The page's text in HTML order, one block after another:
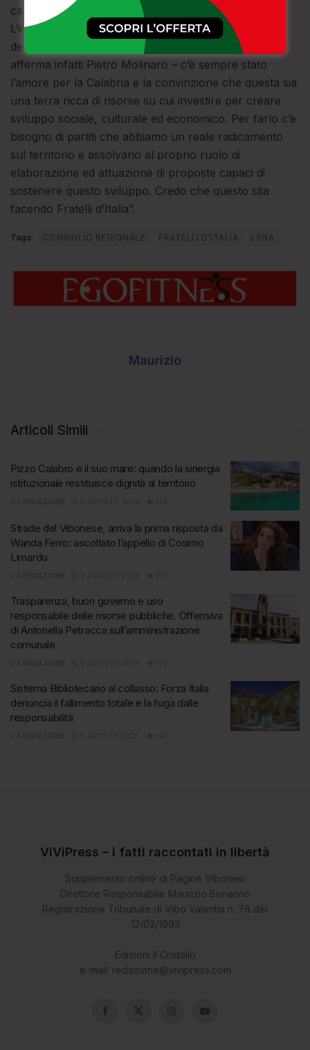
calabresi”.
L’ex leghista poi spiega come sia arrivato a questa
decisione: ““A fondamento del mio impegno politico –
afferma infatti Pietro Molinaro – c’è sempre stato
l’amore per la Calabria e la convinzione che questa sia
una terra ricca di risorse su cui investire per creare
sviluppo sociale, culturale ed economico. Per farlo c’è
bisogno di partiti che abbiamo un reale radicamento
sul territorio e assolvano al proprio ruolo di
elaborazione ed attuazione di proposte capaci di
sostenere questo sviluppo. Credo che questo stia
facendo Fratelli d’Italia”.
Tags: CONSIGLIO REGIONALE FRATELLI D'ITALIA LEGA
Maurizio
Articoli Simili
Pizzo Calabro e il suo mare: quando la sinergia
istituzionale restituisce dignità al territorio
Strade del Vibonese, arriva la prima risposta da
Wanda Ferro: ascoltato l’appello di Cosimo
Limardo
Trasparenza, buon governo e uso
responsabile delle risorse pubbliche. Offensiva
di Antonella Petracca sull’amministrazione
comunale
Sistema Bibliotecario al collasso: Forza Italia
denuncia il fallimento totale e la fuga dalle
responsabilità
ViViPress – i fatti raccontati in libertà
Supplemento online di Pagine Vibonesi
Direttore Responsabile Maurizio Bonanno
Registrazione Tribunale di Vibo Valentia n. 76 del
12/02/1993
Edizioni Il Cristallo
e-mail: redazione@vivipress.com